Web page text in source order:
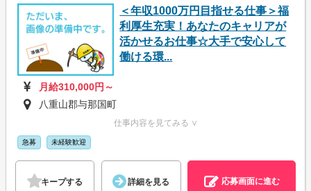
＜年収1000万円目指せる仕事＞福
利厚生充実！あなたのキャリアが
活かせるお仕事☆大手で安心して
働ける環...
月給310,000円～
八重山郡与那国町
仕事内容を見てみる ∨
急募 未経験歓迎
キープする 詳細を見る 応募画面に進む